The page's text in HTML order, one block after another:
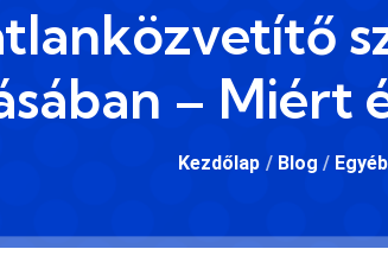
– Miért
Kezdőlap / Blog / Egyéb